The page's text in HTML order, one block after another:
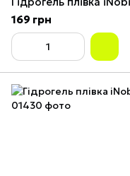
169 грн